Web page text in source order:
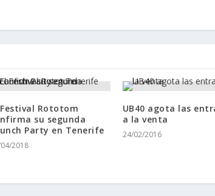
Festival Rototom
su segunda
Party en Tenerife
2018
UB40 agota las
a la venta
24/02/2016